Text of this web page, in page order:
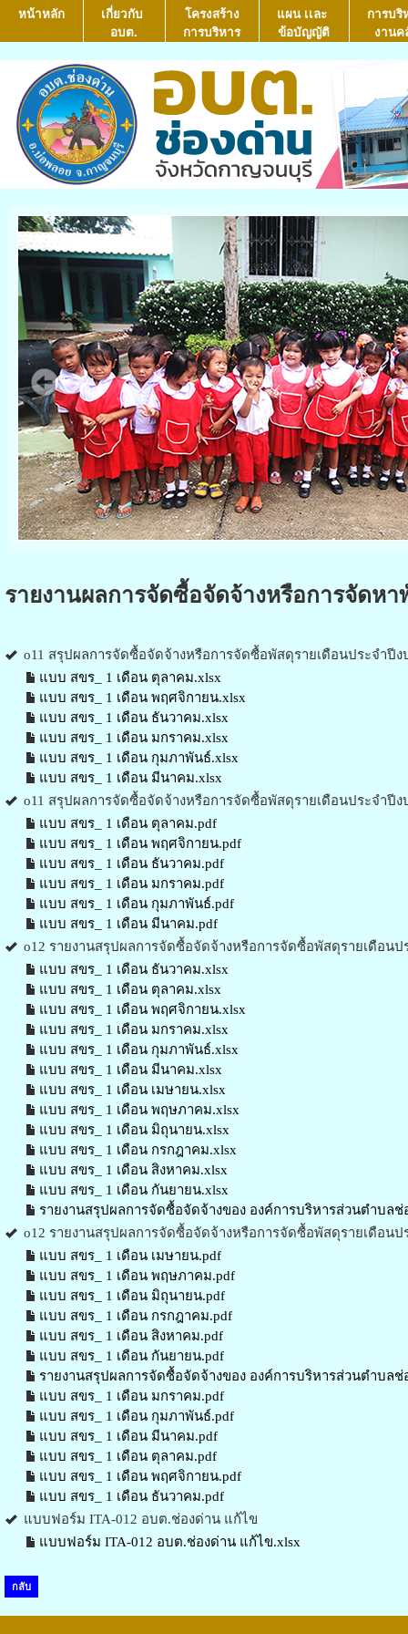
หน้าหลัก
เกี่ยวกับ
อบต.
โครงสร้าง
การบริหาร
แผน เเละ
ข้อบัญญัติ
การบริ
งานค
รายงานผลการจัดซื้อจัดจ้างหรือการจัดห
o11 สรุปผลการจัดซื้อจัดจ้างหรือการจัดซื้อพัสดุรายเดือนประจำ
แบบ สขร_ 1 เดือน ตุลาคม.xlsx
แบบ สขร_ 1 เดือน พฤศจิกายน.xlsx
แบบ สขร_ 1 เดือน ธันวาคม.xlsx
แบบ สขร_ 1 เดือน มกราคม.xlsx
แบบ สขร_ 1 เดือน กุมภาพันธ์.xlsx
แบบ สขร_ 1 เดือน มีนาคม.xlsx
o11 สรุปผลการจัดซื้อจัดจ้างหรือการจัดซื้อพัสดุรายเดือนประจำ
แบบ สขร_ 1 เดือน ตุลาคม.pdf
แบบ สขร_ 1 เดือน พฤศจิกายน.pdf
แบบ สขร_ 1 เดือน ธันวาคม.pdf
แบบ สขร_ 1 เดือน มกราคม.pdf
แบบ สขร_ 1 เดือน กุมภาพันธ์.pdf
แบบ สขร_ 1 เดือน มีนาคม.pdf
o12 รายงานสรุปผลการจัดซื้อจัดจ้างหรือการจัดซื้อพัสดุรายเดือ
แบบ สขร_ 1 เดือน ธันวาคม.xlsx
แบบ สขร_ 1 เดือน ตุลาคม.xlsx
แบบ สขร_ 1 เดือน พฤศจิกายน.xlsx
แบบ สขร_ 1 เดือน มกราคม.xlsx
แบบ สขร_ 1 เดือน กุมภาพันธ์.xlsx
แบบ สขร_ 1 เดือน มีนาคม.xlsx
แบบ สขร_ 1 เดือน เมษายน.xlsx
แบบ สขร_ 1 เดือน พฤษภาคม.xlsx
แบบ สขร_ 1 เดือน มิถุนายน.xlsx
แบบ สขร_ 1 เดือน กรกฎาคม.xlsx
แบบ สขร_ 1 เดือน สิงหาคม.xlsx
แบบ สขร_ 1 เดือน กันยายน.xlsx
รายงานสรุปผลการจัดซื้อจัดจ้างของ องค์การบริหารส่วนตำบล
o12 รายงานสรุปผลการจัดซื้อจัดจ้างหรือการจัดซื้อพัสดุรายเดือ
แบบ สขร_ 1 เดือน เมษายน.pdf
แบบ สขร_ 1 เดือน พฤษภาคม.pdf
แบบ สขร_ 1 เดือน มิถุนายน.pdf
แบบ สขร_ 1 เดือน กรกฎาคม.pdf
แบบ สขร_ 1 เดือน สิงหาคม.pdf
แบบ สขร_ 1 เดือน กันยายน.pdf
รายงานสรุปผลการจัดซื้อจัดจ้างของ องค์การบริหารส่วนตำบล
แบบ สขร_ 1 เดือน มกราคม.pdf
แบบ สขร_ 1 เดือน กุมภาพันธ์.pdf
แบบ สขร_ 1 เดือน มีนาคม.pdf
แบบ สขร_ 1 เดือน ตุลาคม.pdf
แบบ สขร_ 1 เดือน พฤศจิกายน.pdf
แบบ สขร_ 1 เดือน ธันวาคม.pdf
แบบฟอร์ม ITA-012 อบต.ช่องด่าน แก้ไข
แบบฟอร์ม ITA-012 อบต.ช่องด่าน แก้ไข.xlsx
กลับ